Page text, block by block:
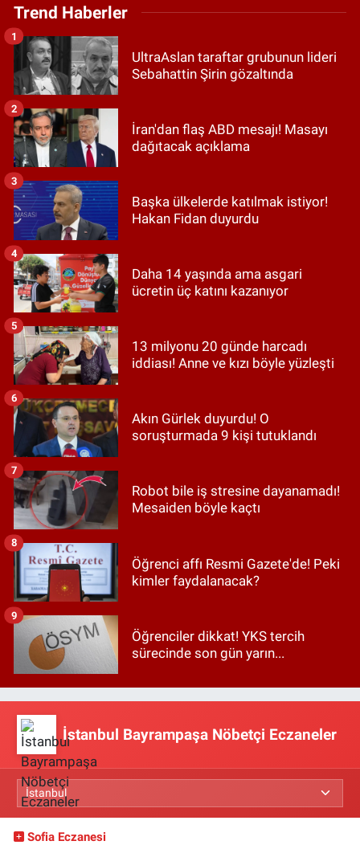
Trend Haberler
UltraAslan taraftar grubunun lideri
Sebahattin Şirin gözaltında
1
İran'dan flaş ABD mesajı! Masayı
dağıtacak açıklama
2
Başka ülkelerde katılmak istiyor!
Hakan Fidan duyurdu
3
Daha 14 yaşında ama asgari
ücretin üç katını kazanıyor
4
13 milyonu 20 günde harcadı
iddiası! Anne ve kızı böyle yüzleşti
5
Akın Gürlek duyurdu! O
soruşturmada 9 kişi tutuklandı
6
Robot bile iş stresine dayanamadı!
Mesaiden böyle kaçtı
7
Öğrenci affı Resmi Gazete'de! Peki
kimler faydalanacak?
8
Öğrenciler dikkat! YKS tercih
sürecinde son gün yarın...
9
İstanbul Bayrampaşa Nöbetçi Eczaneler
Sofia Eczanesi